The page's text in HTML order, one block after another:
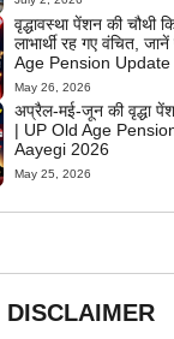
वृद्धावस्था पेंशन की
लाभार्थी रह गए वंचित,
Age Pension Update
May 26, 2026
अप्रैल-मई-जून की वृद्धा
| UP Old Age
Aayegi 2026
May 25, 2026
DISCLAIMER